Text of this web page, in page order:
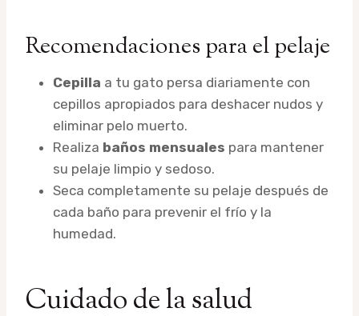
Recomendaciones para el pelaje
Cepilla a tu gato persa diariamente con
cepillos apropiados para deshacer nudos y
eliminar pelo muerto.
Realiza baños mensuales para mantener
su pelaje limpio y sedoso.
Seca completamente su pelaje después de
cada baño para prevenir el frío y la
humedad.
Cuidado de la salud